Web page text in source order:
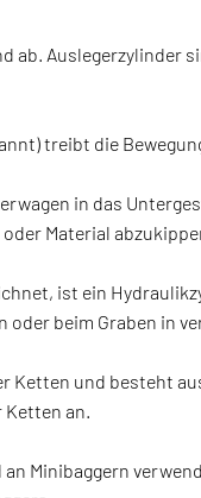
ab.
treibt die
in das
Material
ist ein
oder beim Graben in
und besteht
Ketten an.
Minibaggern